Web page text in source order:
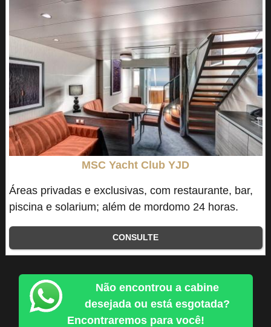
MSC Yacht Club YJD
Áreas privadas e exclusivas, com restaurante, bar,
piscina e solarium; além de mordomo 24 horas.
CONSULTE
Não encontrou a cabine
desejada ou está esgotada?
Encontraremos para você!